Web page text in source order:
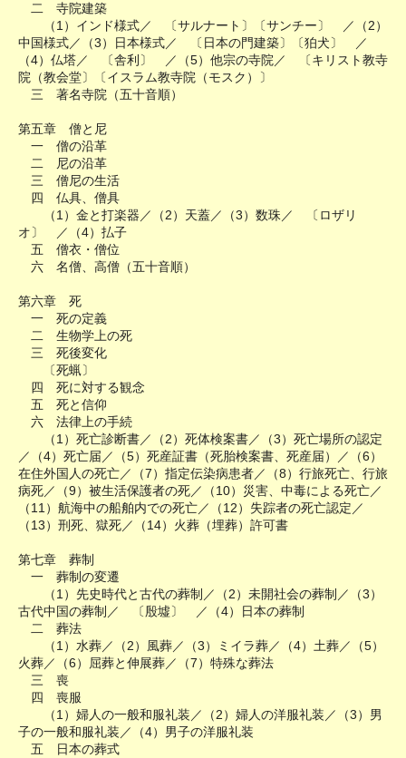
二 寺院建築
（1）インド様式／ 〔サルナート〕〔サンチー〕 ／（2）
中国様式／（3）日本様式／ 〔日本の門建築〕〔狛犬〕 ／
（4）仏塔／ 〔舎利〕 ／（5）他宗の寺院／ 〔キリスト教寺
院（教会堂〕〔イスラム教寺院（モスク）〕
三 著名寺院（五十音順）
第五章 僧と尼
一 僧の沿革
二 尼の沿革
三 僧尼の生活
四 仏具、僧具
（1）金と打楽器／（2）天蓋／（3）数珠／ 〔ロザリ
オ〕 ／（4）払子
五 僧衣・僧位
六 名僧、高僧（五十音順）
第六章 死
一 死の定義
二 生物学上の死
三 死後変化
〔死蝋〕
四 死に対する観念
五 死と信仰
六 法律上の手続
（1）死亡診断書／（2）死体検案書／（3）死亡場所の認定
／（4）死亡届／（5）死産証書（死胎検案書、死産届）／（6）
在住外国人の死亡／（7）指定伝染病患者／（8）行旅死亡、行旅
病死／（9）被生活保護者の死／（10）災害、中毒による死亡／
（11）航海中の船舶内での死亡／（12）失踪者の死亡認定／
（13）刑死、獄死／（14）火葬（埋葬）許可書
第七章 葬制
一 葬制の変遷
（1）先史時代と古代の葬制／（2）未開社会の葬制／（3）
古代中国の葬制／ 〔殷墟〕 ／（4）日本の葬制
二 葬法
（1）水葬／（2）風葬／（3）ミイラ葬／（4）土葬／（5）
火葬／（6）屈葬と伸展葬／（7）特殊な葬法
三 喪
四 喪服
（1）婦人の一般和服礼装／（2）婦人の洋服礼装／（3）男
子の一般和服礼装／（4）男子の洋服礼装
五 日本の葬式